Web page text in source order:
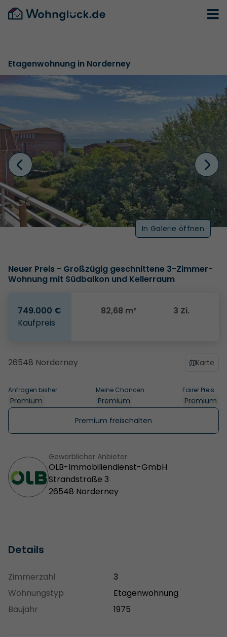
Etagenwohnung in Norderney
In Galerie öffnen
Neuer Preis - Großzügig geschnittene 3-Zimmer-
Wohnung mit Südbalkon und Kellerraum
Anfragen bisher
Premium
Meine Chancen
Premium
Fairer Preis
Premium
Premium freischalten
749.000 €
Kaufpreis
82,68 m² 3 Zi.
26548 Norderney Karte
Gewerblicher Anbieter
OLB-Immobiliendienst-GmbH
Strandstraße 3
26548 Norderney
Details
Zimmerzahl
3
Wohnungstyp
Etagenwohnung
Baujahr
1975